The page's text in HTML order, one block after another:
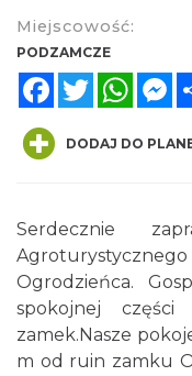
Miejscowość:
PODZAMCZE
FacebookTwitter
DODAJ DO
Serdecznie
Agroturystycznego
Ogrodzieńca.
spokojnej
zamek.Nasze
m od ruin zamku